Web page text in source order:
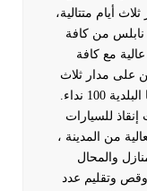
أيام متتالية،
نابلس من كافة
عالية مع كافة
على مدار ثلاث
أيام، حيث بلغ مجموع النداءات التي تلقتها البلدية 100 نداء.
للسيارات
من المدينة ،
والمحال
وقص وتقليم عدد